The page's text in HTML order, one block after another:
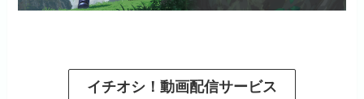
イチオシ！動画配信サービス